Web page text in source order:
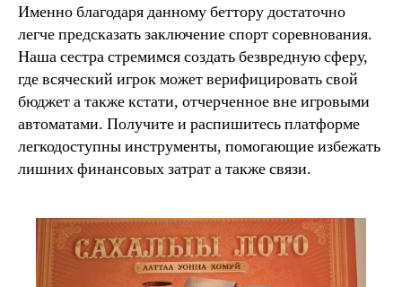
Именно благодаря данному беттору достаточно
легче предсказать заключение спорт соревнования.
Наша сестра стремимся создать безвредную сферу,
где всяческий игрок может верифицировать свой
бюджет а также кстати, отчерченное вне игровыми
автоматами. Получите и распишитесь платформе
легкодоступны инструменты, помогающие избежать
лишних финансовых затрат а также связи.